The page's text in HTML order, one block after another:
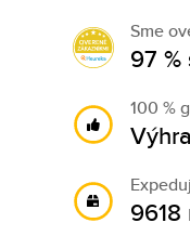
Sme
97
100 %